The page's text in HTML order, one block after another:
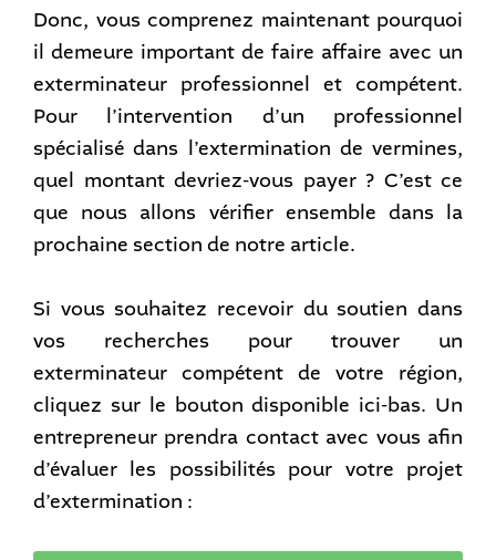
Donc, vous comprenez maintenant pourquoi
il demeure important de faire affaire avec un
exterminateur professionnel et compétent.
Pour l’intervention d’un professionnel
spécialisé dans l’extermination de vermines,
quel montant devriez-vous payer ? C’est ce
que nous allons vérifier ensemble dans la
prochaine section de notre article.
Si vous souhaitez recevoir du soutien dans
vos recherches pour trouver un
exterminateur compétent de votre région,
cliquez sur le bouton disponible ici-bas. Un
entrepreneur prendra contact avec vous afin
d’évaluer les possibilités pour votre projet
d’extermination :